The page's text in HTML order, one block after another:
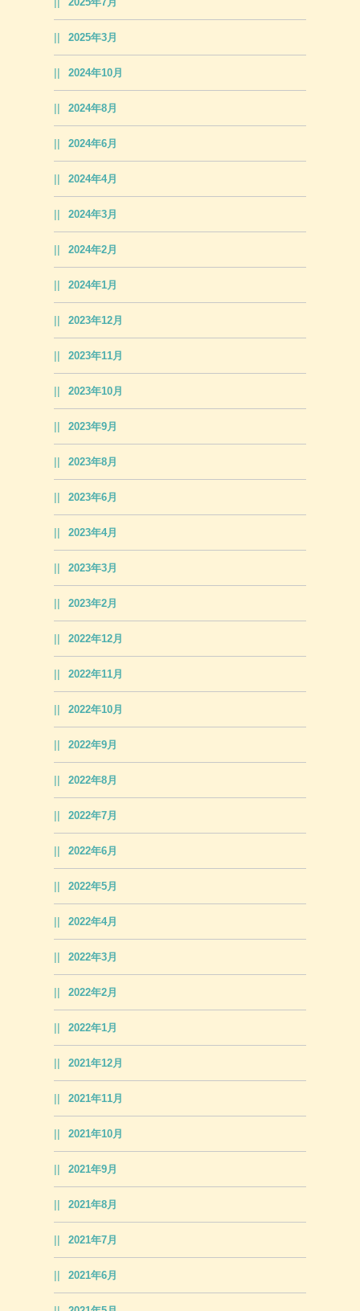
2025年7月
2025年3月
2024年10月
2024年8月
2024年6月
2024年4月
2024年3月
2024年2月
2024年1月
2023年12月
2023年11月
2023年10月
2023年9月
2023年8月
2023年6月
2023年4月
2023年3月
2023年2月
2022年12月
2022年11月
2022年10月
2022年9月
2022年8月
2022年7月
2022年6月
2022年5月
2022年4月
2022年3月
2022年2月
2022年1月
2021年12月
2021年11月
2021年10月
2021年9月
2021年8月
2021年7月
2021年6月